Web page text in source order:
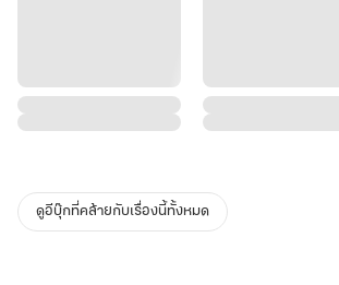
ดูอีบุ๊กที่คล้ายกับเรื่องนี้ทั้งหมด